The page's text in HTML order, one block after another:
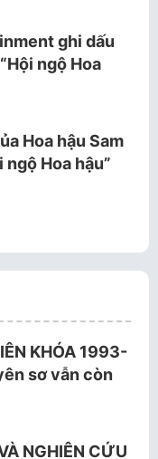
ghi dấu
ngộ Hoa
Hoa hậu Sam
ngộ Hoa hậu”
KHÓA 1993-
sơ vẫn còn
NGHIÊN CỨU